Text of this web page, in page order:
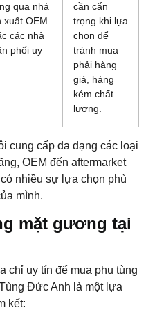
qua nhà
xuất OEM
các nhà
phối uy
cần cẩn
trọng khi lựa
chọn để
tránh mua
phải hàng
giả, hàng
kém chất
lượng.
cung cấp đa dạng các loại
OEM đến aftermarket
nhiều sự lựa chọn phù
mình.
mặt gương tại
chỉ uy tín để mua phụ tùng
Đức Anh là một lựa
kết: